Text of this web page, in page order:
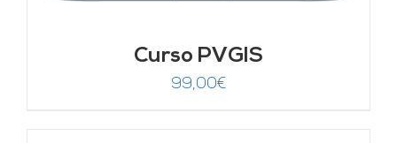
Curso PVGIS
99,00€